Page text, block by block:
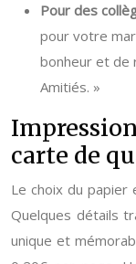
Pour des
pour votre
bonheur et de
Amitiés. »
carte de
Le choix du papier
Quelques détails
unique et